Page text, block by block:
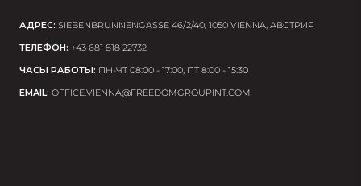
АДРЕС: SIEBENBRUNNENGASSE 46/2/40, 1050 VIENNA, АВСТРИЯ
ТЕЛЕФОН: +43 681 818 22732
ЧАСЫ РАБОТЫ: ПН-ЧТ 08:00 - 17:00, ПТ 8:00 - 15:30
EMAIL: OFFICE.VIENNA@FREEDOMGROUPINT.COM